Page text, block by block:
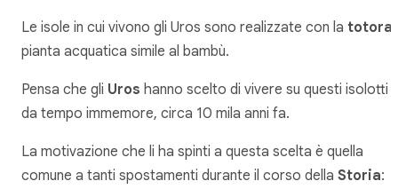
Le isole in cui vivono gli Uros sono realizzate con la totora
pianta acquatica simile al bambù.
Pensa che gli Uros hanno scelto di vivere su questi isolotti
da tempo immemore, circa 10 mila anni fa.
La motivazione che li ha spinti a questa scelta è quella
comune a tanti spostamenti durante il corso della Storia: